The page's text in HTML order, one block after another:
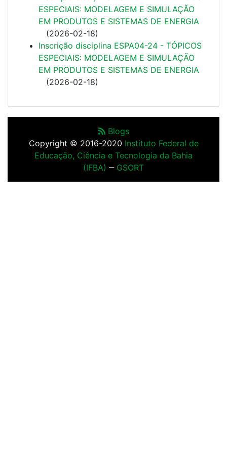
ESPECIAIS: MODELAGEM E SIMULAÇÃO
EM PRODUTOS E SISTEMAS DE ENERGIA
(2026-02-18)
Inscrição disciplina ESPA04-24 - TÓPICOS
ESPECIAIS: MODELAGEM E SIMULAÇÃO
EM PRODUTOS E SISTEMAS DE ENERGIA
(2026-02-18)
Blogs
Copyright © 2016-2020 Instituto Federal de
Educação, Ciência e Tecnologia da Bahia
(IFBA) ‒ GSORT